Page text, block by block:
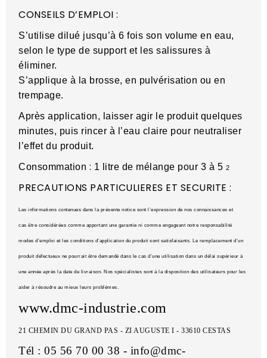
CONSEILS D’EMPLOI :
S’utilise dilué jusqu’à 6 fois son volume en eau,
selon le type de support et les salissures à
éliminer.
S’applique à la brosse, en pulvérisation ou en
trempage.
Après application, laisser agir le produit quelques
minutes, puis rincer à l’eau claire pour neutraliser
l’effet du produit.
Consommation : 1 litre de mélange pour 3 à 5 2
PRECAUTIONS PARTICULIERES ET SECURITE :
Les informations contenues dans la présente notice sont l’expression de nos connaissances et
cas être considérées comme apportant une garantie ni comme engageant notre responsabilité
modes d’emploi et les conditions d’application du produit sont satisfaisants. Le remplacement d’un
produit défectueux ne pourrait être demandé dans le cas d’une utilisation dans un délai supérieur à
une année après la date de livraison. Nos spécialistes sont à la disposition des utilisateurs pour les
aider à résoudre au mieux leurs problèmes.
www.dmc-industrie.com
21 CHEMIN DU GRAND PAS - ZI AUGUSTE I - 33610 CESTAS
Tél : 05 56 70 00 38 - info@dmc-